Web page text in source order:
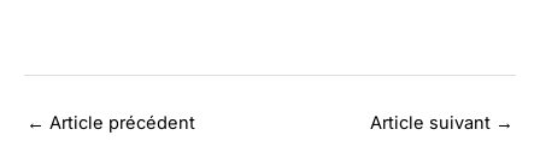
← Article précédent Article suivant →